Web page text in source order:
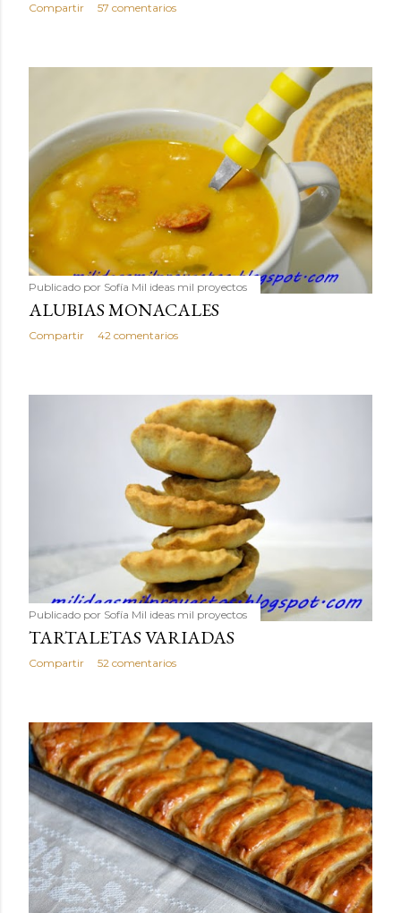
Compartir 57 comentarios
Publicado por Sofía Mil ideas mil proyectos
ALUBIAS MONACALES
Compartir 42 comentarios
Publicado por Sofía Mil ideas mil proyectos
TARTALETAS VARIADAS
Compartir 52 comentarios